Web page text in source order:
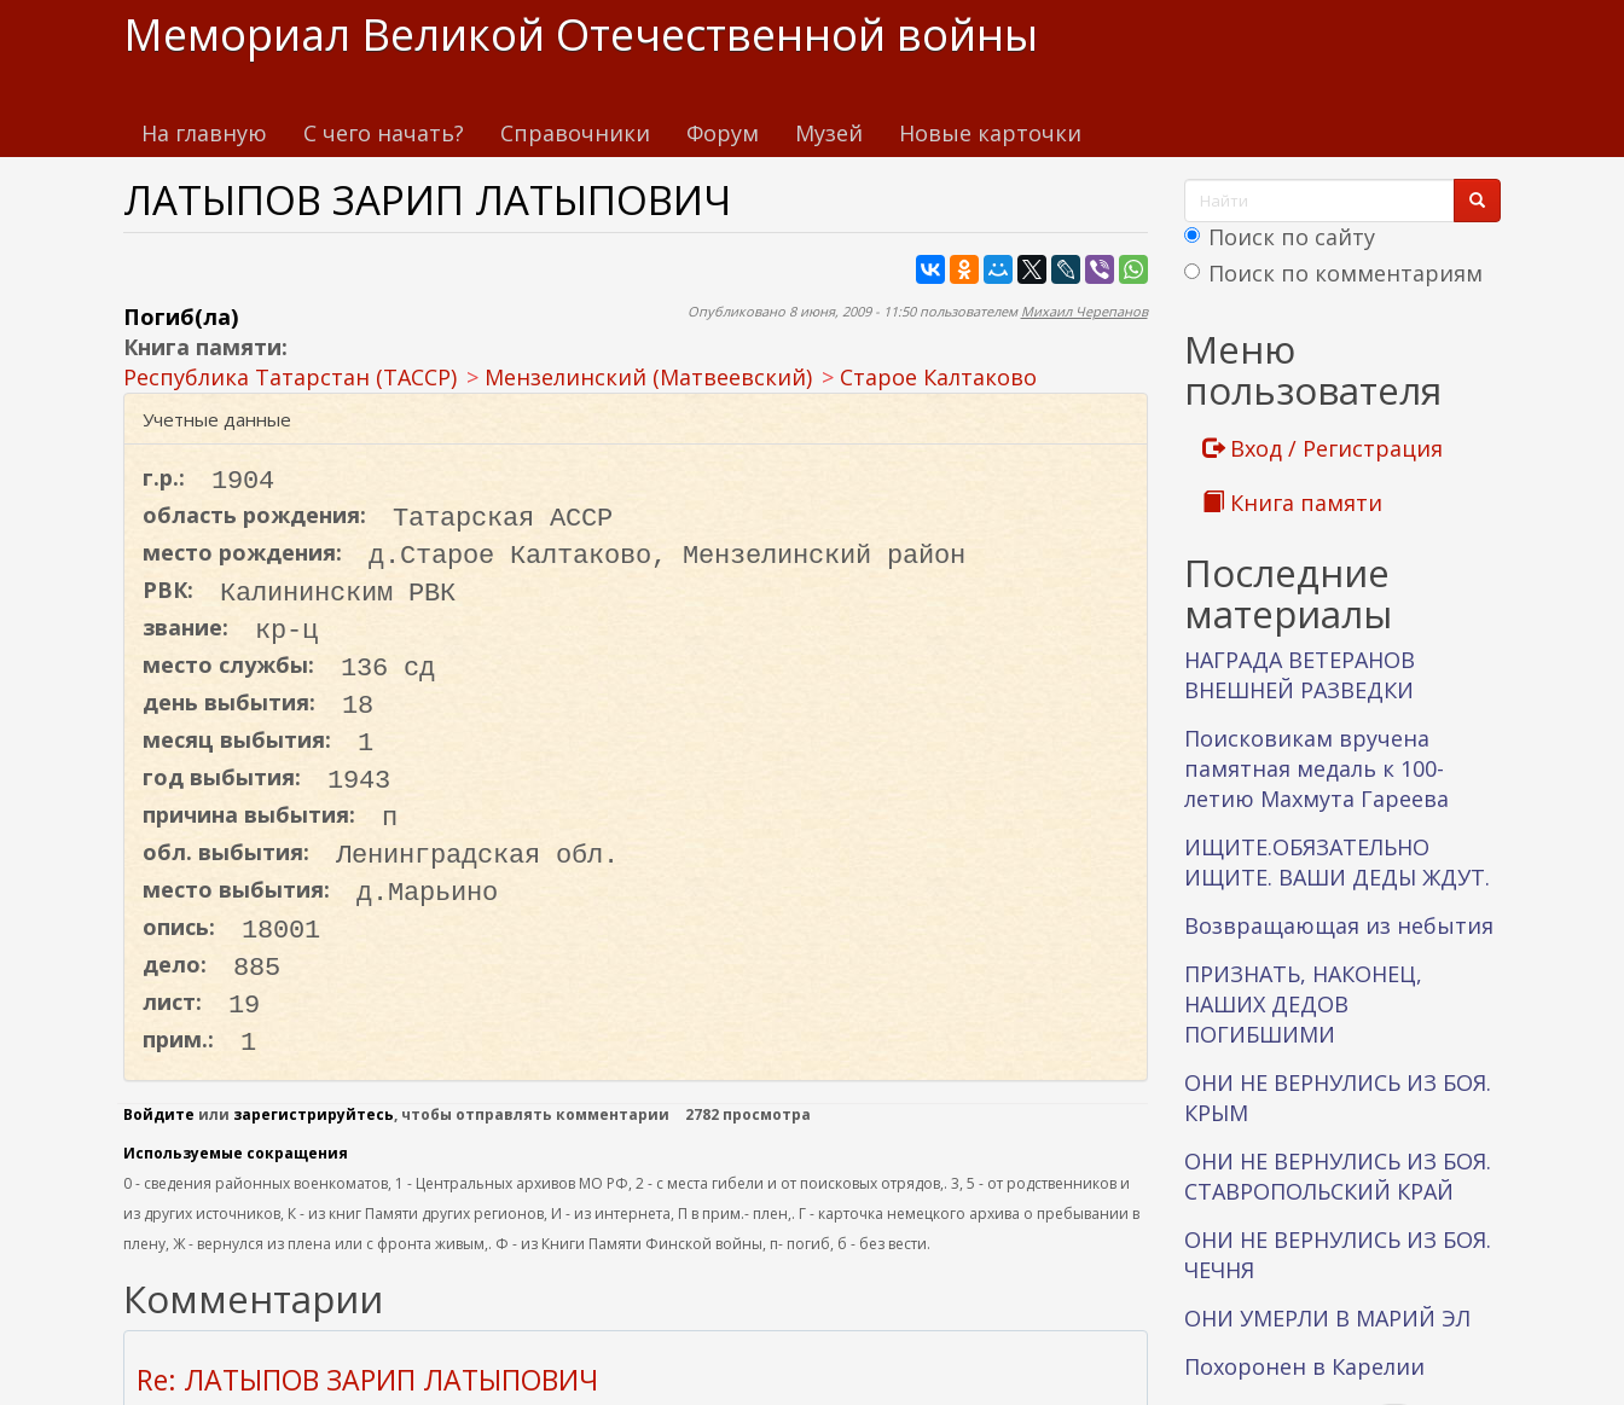
т
Мемориал Великой Отечественной войны
На главную С чего начать? Справочники Форум Музей Новые карточки
ЛАТЫПОВ ЗАРИП ЛАТЫПОВИЧ
Опубликовано 8 июня, 2009 - 11:50 пользователем Михаил Черепанов
Погиб(ла)
Книга памяти:
Республика Татарстан (ТАССР)
Мензелинский (Матвеевский) Старое Калтаково
Учетные данные
г.р.: 1904
область рождения: Татарская АССР
место рождения: д.Старое Калтаково, Мензелинский район
РВК: Калининским РВК
звание: кр-ц
место службы: 136 сд
день выбытия: 18
месяц выбытия: 1
год выбытия: 1943
причина выбытия: п
обл. выбытия: Ленинградская обл.
место выбытия: д.Марьино
опись: 18001
дело: 885
лист: 19
прим.: 1
Войдите или зарегистрируйтесь, чтобы отправлять комментарии
2782 просмотра
Используемые сокращения
0 - сведения районных военкоматов, 1 - Центральных архивов МО РФ, 2 - с места гибели и от поисковых отрядов,. 3, 5 - от родственников и
из других источников, К - из книг Памяти других регионов, И - из интернета, П в прим.- плен,. Г - карточка немецкого архива о пребывании в
плену, Ж - вернулся из плена или с фронта живым,. Ф - из Книги Памяти Финской войны, п- погиб, б - без вести.
Комментарии
Re: ЛАТЫПОВ ЗАРИП ЛАТЫПОВИЧ
Ф
о
р
а
п
о
и
к
а
Поиск по сайту
Поиск по комментариям
Меню
пользователя
Вход / Регистрация
Книга памяти
Последние
материалы
НАГРАДА ВЕТЕРАНОВ
ВНЕШНЕЙ РАЗВЕДКИ
Поисковикам вручена
памятная медаль к 100-
летию Махмута Гареева
ИЩИТЕ.ОБЯЗАТЕЛЬНО
ИЩИТЕ. ВАШИ ДЕДЫ ЖДУТ.
Возвращающая из небытия
ПРИЗНАТЬ, НАКОНЕЦ,
НАШИХ ДЕДОВ
ПОГИБШИМИ
ОНИ НЕ ВЕРНУЛИСЬ ИЗ БОЯ.
КРЫМ
ОНИ НЕ ВЕРНУЛИСЬ ИЗ БОЯ.
СТАВРОПОЛЬСКИЙ КРАЙ
ОНИ НЕ ВЕРНУЛИСЬ ИЗ БОЯ.
ЧЕЧНЯ
ОНИ УМЕРЛИ В МАРИЙ ЭЛ
Похоронен в Карелии